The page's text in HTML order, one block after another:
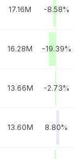
17.16M -8.58%
16.28M -19.39%
13.66M -2.73%
13.60M 8.80%